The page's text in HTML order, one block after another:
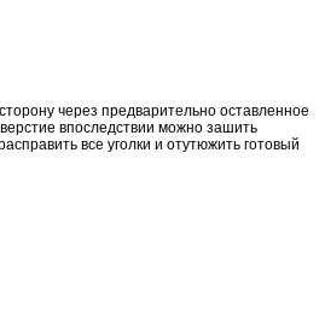
через предварительно оставленное
впоследствии можно зашить
все уголки и отутюжить готовый